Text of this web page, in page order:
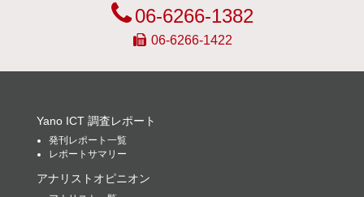
06-6266-1382
06-6266-1422
Yano ICT 調査レポート
発刊レポート一覧
レポートサマリー
アナリストオピニオン